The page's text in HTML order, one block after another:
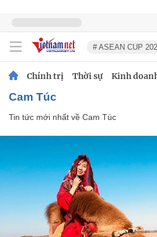
# ASEAN CUP
Chính trị Thời sự Kinh
Cam Túc
Tin tức mới nhất về Cam Túc